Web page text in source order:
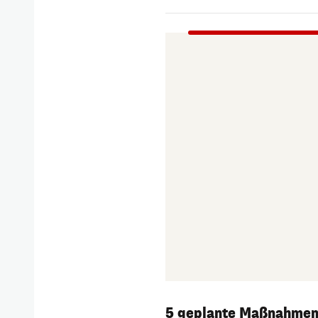
5 geplante Maßnahmen